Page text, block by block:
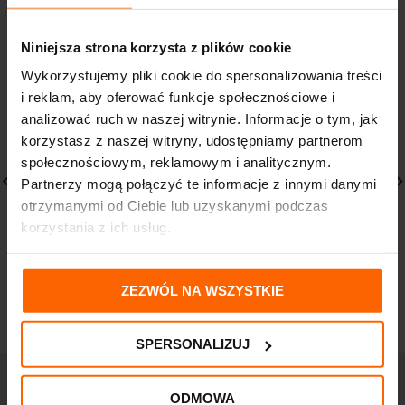
Niniejsza strona korzysta z plików cookie
Wykorzystujemy pliki cookie do spersonalizowania treści
i reklam, aby oferować funkcje społecznościowe i
analizować ruch w naszej witrynie. Informacje o tym, jak
korzystasz z naszej witryny, udostępniamy partnerom
społecznościowym, reklamowym i analitycznym.
Partnerzy mogą połączyć te informacje z innymi danymi
otrzymanymi od Ciebie lub uzyskanymi podczas
korzystania z ich usług.
ZEZWÓL NA WSZYSTKIE
SPERSONALIZUJ
ODMOWA
Kogen Oligo Elite
japoński suplement na
kapsułek
148,81zł
Kogen Etas
kapsułek
198,81